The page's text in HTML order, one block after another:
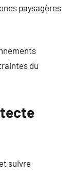
paysagères
du
suivre